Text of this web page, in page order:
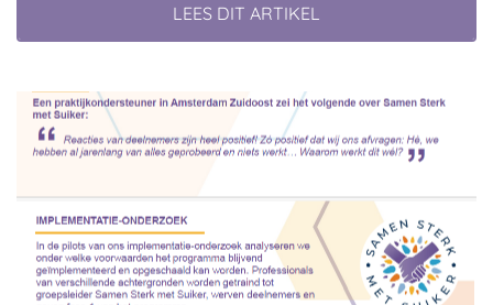
LEES DIT ARTIKEL